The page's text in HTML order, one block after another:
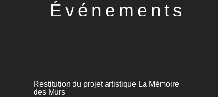
Événements
Restitution du projet artistique La Mémoire
des Murs